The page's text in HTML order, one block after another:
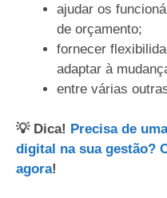
ajudar os
de orçamento;
fornecer
adaptar à
entre várias
💡 Dica! Precisa de
digital na sua gestão?
agora!